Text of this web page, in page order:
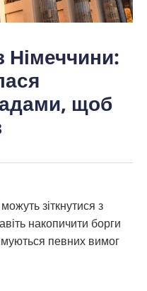
Німеччини:
щоб
зіткнутися з
накопичити борги
певних вимог